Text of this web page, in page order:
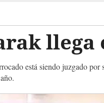
llega
está siendo juzgado